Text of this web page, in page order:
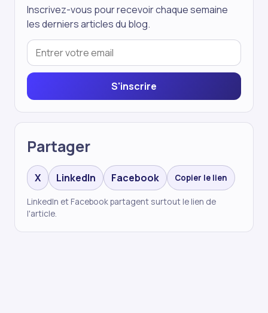
Inscrivez-vous pour recevoir chaque semaine
les derniers articles du blog.
S'inscrire
Partager
X LinkedIn Facebook Copier le lien
LinkedIn et Facebook partagent surtout le lien de
l'article.